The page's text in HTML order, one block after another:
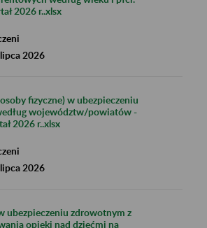
2026 r..xlsx
2026
fizyczne) w ubezpieczeniu
województw/powiatów -
2026 r..xlsx
2026
ubezpieczeniu zdrowotnym z
opieki nad dziećmi na